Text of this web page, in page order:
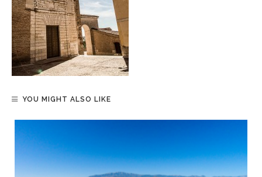
YOU MIGHT ALSO LIKE